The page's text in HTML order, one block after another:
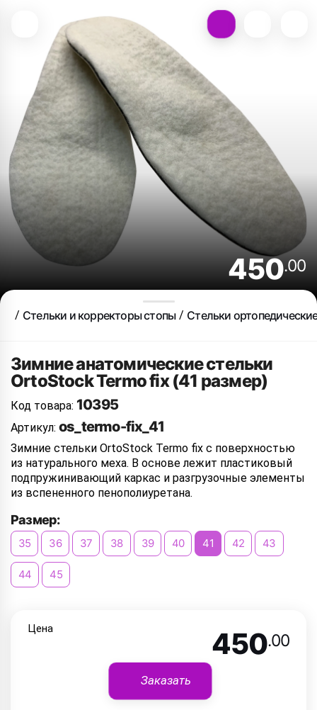
450.00
Стельки и корректоры стопы Стельки
Зимние анатомические стельки
OrtoStock Termo fix (41 размер)
Код товара: 10395
Артикул: os_termo-fix_41
Зимние стельки OrtoStock Termo fix с поверхностью
из натурального меха. В основе лежит пластиковый
подпружинивающий каркас и разгрузочные элементы
из вспененного пенополиуретана.
Размер:
35 36 37 38 39 40 41 42 43
44 45
Цена 450.00
Заказать